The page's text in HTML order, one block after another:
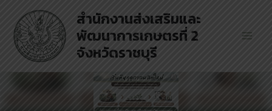
content
สำนักงานส่งเสริมและ
พัฒนาการเกษตรที่ 2
จังหวัดราชบุรี
Menu